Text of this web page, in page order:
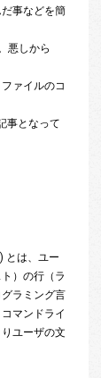
事などを簡
悪しから
ァイルのコ
事となって
とは、ユー
）の行（ラ
ラミング言
マンドライ
ユーザの文